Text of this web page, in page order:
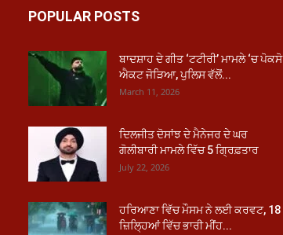
POPULAR POSTS
ਬਾਦਸ਼ਾਹ ਦੇ ਗੀਤ ‘ਟਟੀਰੀ’ ਮਾਮਲੇ ‘ਚ ਪੋਕਸੋ
ਐਕਟ ਜੋੜਿਆ, ਪੁਲਿਸ ਵੱਲੋਂ...
March 11, 2026
ਦਿਲਜੀਤ ਦੋਸਾਂਝ ਦੇ ਮੈਨੇਜਰ ਦੇ ਘਰ
ਗੋਲੀਬਾਰੀ ਮਾਮਲੇ ਵਿੱਚ 5 ਗ੍ਰਿਫ਼ਤਾਰ
July 22, 2026
ਹਰਿਆਣਾ ਵਿੱਚ ਮੌਸਮ ਨੇ ਲਈ ਕਰਵਟ, 18
ਜ਼ਿਲ੍ਹਿਆਂ ਵਿੱਚ ਭਾਰੀ ਮੀਂਹ...